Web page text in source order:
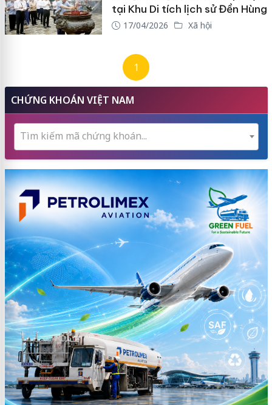
tại Khu Di tích lịch sử Đền Hùng
17/04/2026 Xã hội
1
CHỨNG KHOÁN VIỆT NAM
Tìm kiếm mã chứng khoán...